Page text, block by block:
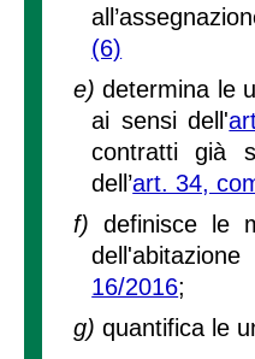
(6)
e)determina le
ai sensi dell'
contratti già
dell’art. 34,
f) definisce le
16/2016;
g) quantifica le